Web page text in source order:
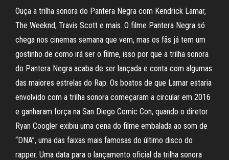
Ouça a trilha sonora do Pantera Negra com Kendrick Lamar,
The Weeknd, Travis Scott e mais. O filme Pantera Negra só
chega nos cinemas semana que vem, mas os fãs já tem um
gostinho de como irá ser o filme, isso por que a trilha sonora
do Pantera Negra acaba de ser lançada e conta com algumas
das maiores estrelas do Rap. Os boatos de que Lamar estaria
envolvido com a trilha sonora começaram a circular em 2016
e ganharam força na San Diego Comic Con, quando o diretor
Ryan Coogler exibiu uma cena do filme embalada ao som de
“DNA”, uma das faixas mais famosas do último disco do
rapper. Uma data para o lançamento oficial da trilha sonora